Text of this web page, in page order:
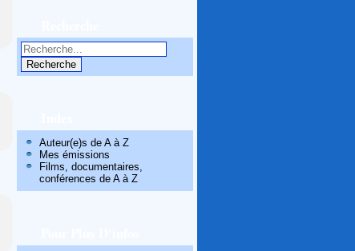
Auteur(e)s de A à Z
Mes émissions
Films, documentaires,
conférences de A à Z